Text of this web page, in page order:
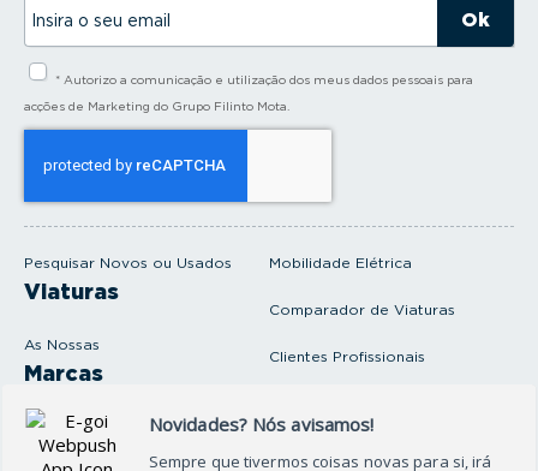
Pesquisar Novos ou Usados
Viaturas
As Nossas
Marcas
Produtos e serviços
Oficina
Mobilidade Elétrica
Comparador de Viaturas
Clientes Profissionais
s
* Autorizo a comunicação e utilização dos meus dados pessoais para
acções de Marketing do Grupo Filinto Mota.